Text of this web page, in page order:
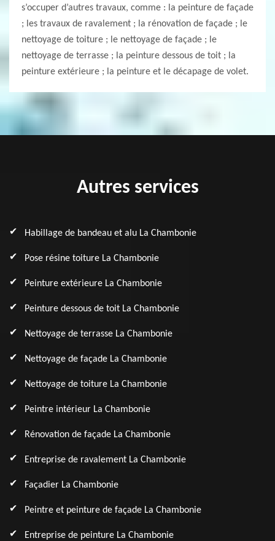
s’occuper d’autres travaux, comme : la peinture de façade
; les travaux de ravalement ; la rénovation de façade ; le
nettoyage de toiture ; le nettoyage de façade ; le
nettoyage de terrasse ; la peinture dessous de toit ; la
peinture extérieure ; la peinture et le décapage de volet.
Autres services
Habillage de bandeau et alu La Chambonie
Pose résine toiture La Chambonie
Peinture extérieure La Chambonie
Peinture dessous de toit La Chambonie
Nettoyage de terrasse La Chambonie
Nettoyage de façade La Chambonie
Nettoyage de toiture La Chambonie
Peintre intérieur La Chambonie
Rénovation de façade La Chambonie
Entreprise de ravalement La Chambonie
Façadier La Chambonie
Peintre et peinture de façade La Chambonie
Entreprise de peinture La Chambonie